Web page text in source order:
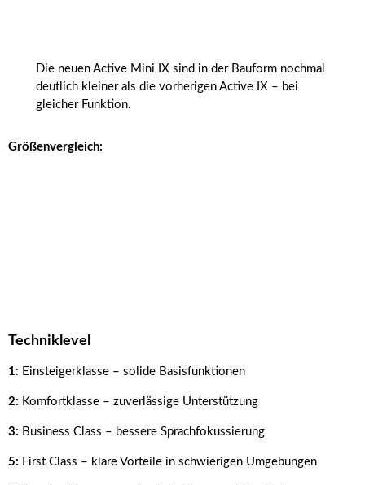
Die neuen Active Mini IX sind in der Bauform nochmal
deutlich kleiner als die vorherigen Active IX – bei
gleicher Funktion.
Größenvergleich:
Techniklevel
1: Einsteigerklasse – solide Basisfunktionen
2: Komfortklasse – zuverlässige Unterstützung
3: Business Class – bessere Sprachfokussierung
5: First Class – klare Vorteile in schwierigen Umgebungen